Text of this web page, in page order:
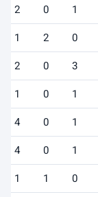
1
0
2
0
2
1
3
0
2
1
0
1
1
0
4
1
0
4
0
1
1